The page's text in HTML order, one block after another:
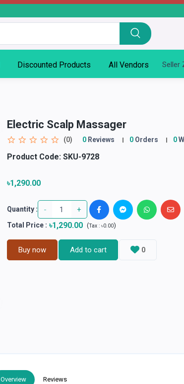
Discounted Products All Vendors Seller
Electric Scalp Massager
(0) 0Reviews 0Orders 0
Product Code:SKU-9728
৳1,290.00
Quantity : - +
Total Price: ৳1,290.00 (Tax : ৳0.00)
Buy now Add to cart 0
Overview Reviews